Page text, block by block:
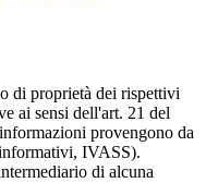
di proprietà dei rispettivi
ai sensi dell'art. 21 del
provengono da
IVASS).
di alcuna